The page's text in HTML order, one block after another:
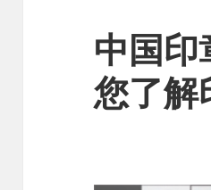
中国
您了解